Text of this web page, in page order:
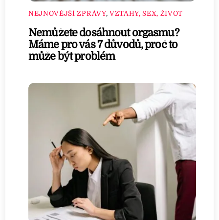
NEJNOVĚJŠÍ ZPRÁVY, VZTAHY, SEX, ŽIVOT
Nemůžete dosáhnout orgasmu?
Máme pro vás 7 důvodů, proč to
může být problém